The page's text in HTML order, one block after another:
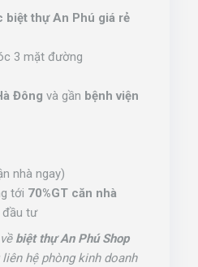
biệt thự An Phú giá rẻ
3 mặt đường
Đông và gần bệnh viện
nhà ngay)
tới 70%GT căn nhà
đầu tư
biệt thự An Phú Shop
hệ phòng kinh doanh